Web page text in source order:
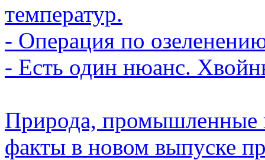
температур.
- Операция по
- Есть один нюанс.
Природа, промышленные
факты в новом выпуске